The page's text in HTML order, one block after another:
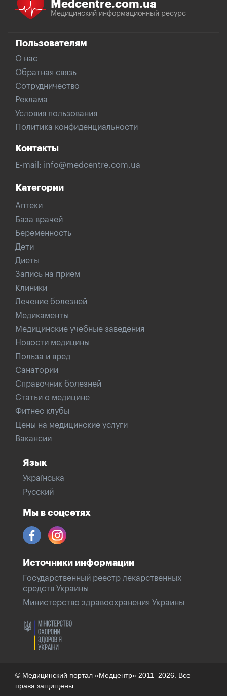
Medcentre.com.ua
Медицинский информационный ресурс
Пользователям
О нас
Обратная связь
Сотрудничество
Реклама
Условия пользования
Политика конфиденциальности
Контакты
E-mail: info@medcentre.com.ua
Категории
Аптеки
База врачей
Беременность
Дети
Диеты
Запись на прием
Клиники
Лечение болезней
Медикаменты
Медицинские учебные заведения
Новости медицины
Польза и вред
Санатории
Справочник болезней
Статьи о медицине
Фитнес клубы
Цены на медицинские услуги
Вакансии
Язык
Українська
Русский
Мы в соцсетях
Источники информации
Государственный реестр лекарственных
средств Украины
Министерство здравоохранения Украины
© Медицинский портал «Медцентр» 2011–2026. Все
права защищены.